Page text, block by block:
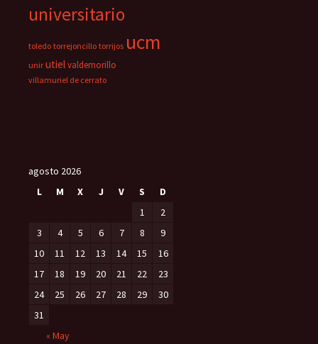
universitario
toledo torrejoncillo torrijos ucm
unir utielvaldemorillo
villamuriel de cerrato
agosto 2026
L
M X J V S
D
1
2
3
4 5 6 7 8
9
10
11 12 13 14 15
16
17
18 19 20 21 22
23
24
25 26 27 28 29
30
31
« May